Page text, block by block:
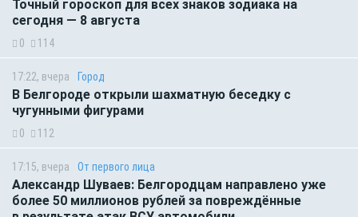
Точный гороскоп для всех знаков зодиака на
сегодня — 8 августа
0 114
17:22, вчера Город
В Белгороде открыли шахматную беседку с
чугунными фигурами
0 112
17:15, вчера От первого лица
Александр Шуваев: Белгородцам направлено уже
более 50 миллионов рублей за повреждённые